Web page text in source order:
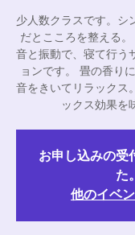
少人数クラスです。シ
だとこころを整える
音と振動で、寝て行う
ョンです。 畳の香り
音をきいてリラックス
ックス効果を
お申し込みの受
た。
他のイベ